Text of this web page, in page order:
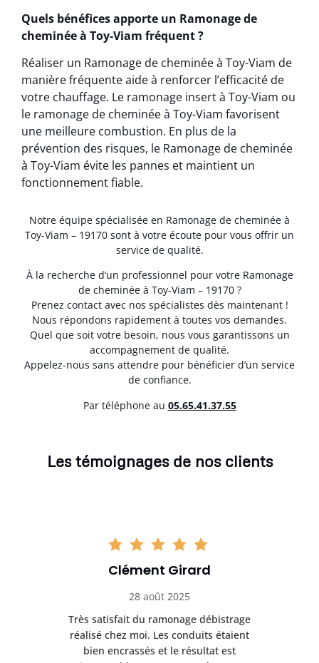
Quels bénéfices apporte un Ramonage de
cheminée à Toy-Viam fréquent ?
Réaliser un Ramonage de cheminée à Toy-Viam de
manière fréquente aide à renforcer l’efficacité de
votre chauffage. Le ramonage insert à Toy-Viam ou
le ramonage de cheminée à Toy-Viam favorisent
une meilleure combustion. En plus de la
prévention des risques, le Ramonage de cheminée
à Toy-Viam évite les pannes et maintient un
fonctionnement fiable.
Notre équipe spécialisée en Ramonage de cheminée à
Toy-Viam – 19170 sont à votre écoute pour vous offrir un
service de qualité.
À la recherche d’un professionnel pour votre Ramonage
de cheminée à Toy-Viam – 19170 ?
Prenez contact avec nos spécialistes dès maintenant !
Nous répondons rapidement à toutes vos demandes.
Quel que soit votre besoin, nous vous garantissons un
accompagnement de qualité.
Appelez-nous sans attendre pour bénéficier d’un service
de confiance.
Par téléphone au 05.65.41.37.55
Les témoignages de nos clients
Clément Girard
28 août 2025
Très satisfait du ramonage débistrage
réalisé chez moi. Les conduits étaient
bien encrassés et le résultat est